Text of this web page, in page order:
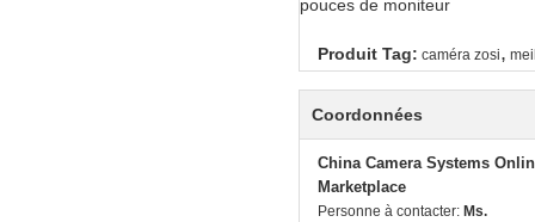
Produit Tag: caméra zosi,
Coordonnées
China Camera Systems
Marketplace
Personne à contacter: Ms.